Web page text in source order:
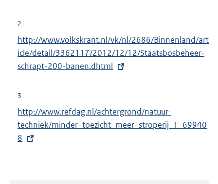
2
E
x
t
r
e
l
i
http://www.volkskrant.nl/vk/nl/2686/Binnenland/art
icle/detail/3362117/2012/12/12/Staatsbosbeheer-
schrapt-200-banen.dhtml
3
E
x
t
http://www.refdag.nl/achtergrond/natuur-
techniek/minder_toezicht_meer_stroperij_1_69940
8